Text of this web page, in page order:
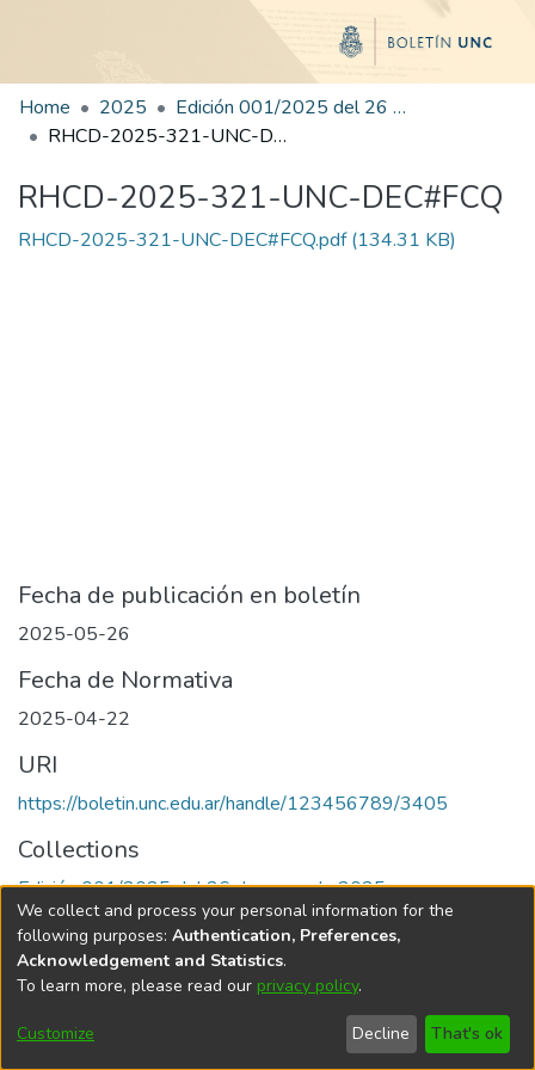
Home 2025
Edición 001/2025 del 26 de mayo de 2025
RHCD-2025-321-UNC-DEC#FCQ
RHCD-2025-321-UNC-DEC#FCQ
RHCD-2025-321-UNC-DEC#FCQ.pdf(134.31 KB)
Fecha de publicación en boletín
2025-05-26
Fecha de Normativa
2025-04-22
URI
https://boletin.unc.edu.ar/handle/123456789/3405
Collections
Edición 001/2025 del 26 de mayo de 2025
Universidad Nacional de Córdoba
We collect and process your personal information for the
following purposes: Authentication, Preferences,
Acknowledgement and Statistics.
To learn more, please read our privacy policy.
Customize Decline That's ok